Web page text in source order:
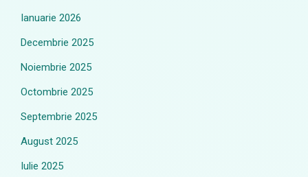
Ianuarie 2026
Decembrie 2025
Noiembrie 2025
Octombrie 2025
Septembrie 2025
August 2025
Iulie 2025